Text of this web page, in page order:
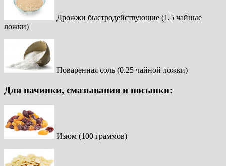
Дрожжи быстродействующие (1.5 чайные
ложки)
Поваренная соль (0.25 чайной ложки)
Для начинки, смазывания и посыпки:
Изюм (100 граммов)